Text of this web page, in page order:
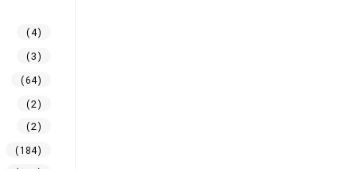
(4)
(3)
(64)
(2)
(2)
(184)